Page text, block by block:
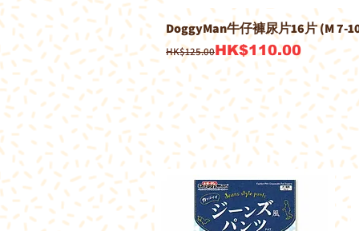
DoggyMan牛仔褲尿片16片 (M 7-
一般價格
HK$125.00
促銷價格HK$110.00